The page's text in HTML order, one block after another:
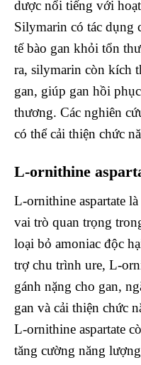
dược nổi tiếng với
Silymarin có tác dụng
tế bào gan khỏi tổn
ra, silymarin còn kích
gan, giúp gan hồi
thương. Các nghiên
có thể cải thiện chức
L-ornithine
L-ornithine aspartate
vai trò quan trọng
loại bỏ amoniac độc
trợ chu trình ure, L-
gánh nặng cho gan,
gan và cải thiện chức
L-ornithine aspartate
tăng cường năng